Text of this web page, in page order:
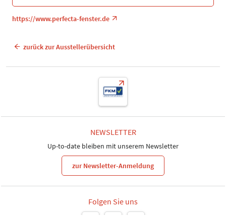
https://www.perfecta-fenster.de
zurück zur Ausstellerübersicht
NEWSLETTER
Up-to-date bleiben mit unserem Newsletter
zur Newsletter-Anmeldung
Folgen Sie uns